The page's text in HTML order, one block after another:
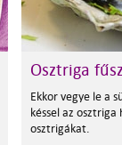
Osztriga
Ekkor vegye le a
késsel az
osztrigákat.